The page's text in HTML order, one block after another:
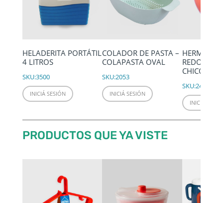
HELADERITA PORTÁTIL
4 LITROS
SKU:3500
INICIÁ SESIÓN
COLADOR DE PASTA –
COLAPASTA OVAL
SKU:2053
INICIÁ SESIÓN
HERMÉTICO
REDONDO
CHICO 0.4
SKU:2430
INICIÁ
PRODUCTOS QUE YA VISTE